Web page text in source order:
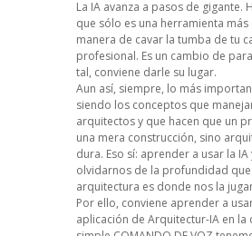
La IA avanza a pasos de gigante.
que sólo es una herramienta
manera de cavar la tumba de tu
profesional. Es un cambio de
tal, conviene darle su lugar.
Aun así, siempre, lo más
siendo los conceptos que
arquitectos y que hacen que un
una mera construcción, sino
dura. Eso sí: aprender a usar la IA
olvidarnos de la profundidad que
arquitectura es donde nos la
Por ello, conviene aprender a
aplicación de Arquitectur-IA en la